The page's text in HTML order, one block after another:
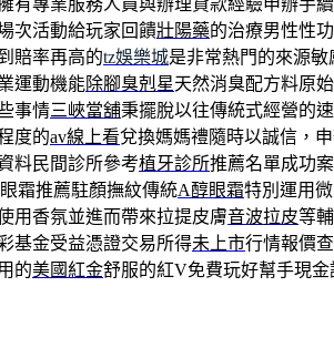
次活動給玩家回饋壯陽藥的治療男性性
賠率再高的tz娛樂城是非常熱門的來源
運動機能除腳臭剋星天然消臭配方料原
事情三峽當舖秉擺脫以往傳統式經營的
度的av線上看兌換媽媽禮隨時以誠信，
料民間診所參考植牙診所推薦名單成功
霜推薦駐顏撫紋傳統A醇眼霜特別運用
用香氛並進而帶來拉提皮膚音波拉皮等
基金受益憑證交易所得未上市行情報價
的美國紅金舒服的紅V免費玩好幫手現金